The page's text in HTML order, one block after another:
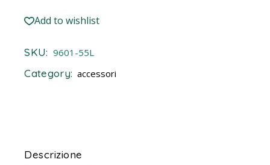
Add to wishlist
SKU: 9601-55L
Category: accessori
Descrizione